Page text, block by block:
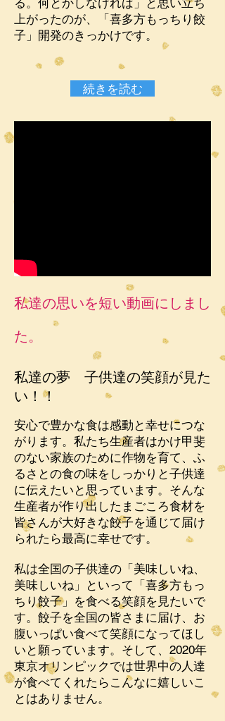
上がったのが、「喜多方もっちり餃
子」開発のきっかけです。
続きを読む
私達の思いを短い動画にしまし
た。
私達の夢 子供達の笑顔が見た
い！！
安心で豊かな食は感動と幸せにつな
がります。私たち生産者はかけ甲斐
のない家族のために作物を育て、ふ
るさとの食の味をしっかりと子供達
に伝えたいと思っています。そんな
生産者が作り出したまごころ食材を
皆さんが大好きな餃子を通じて届け
られたら最高に幸せです。
私は全国の子供達の「美味しいね、
美味しいね」といって「喜多方もっ
ちり餃子」を食べる笑顔を見たいで
す。餃子を全国の皆さまに届け、お
腹いっぱい食べて笑顔になってほし
いと願っています。そして、2020年
東京オリンピックでは世界中の人達
が食べてくれたらこんなに嬉しいこ
とはありません。